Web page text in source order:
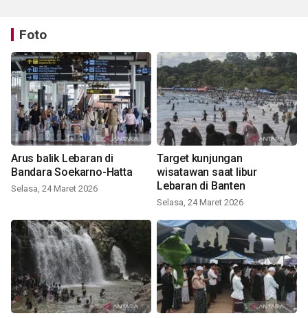
Foto
Arus balik Lebaran di
Bandara Soekarno-Hatta
Selasa, 24 Maret 2026
Target kunjungan
wisatawan saat libur
Lebaran di Banten
Selasa, 24 Maret 2026